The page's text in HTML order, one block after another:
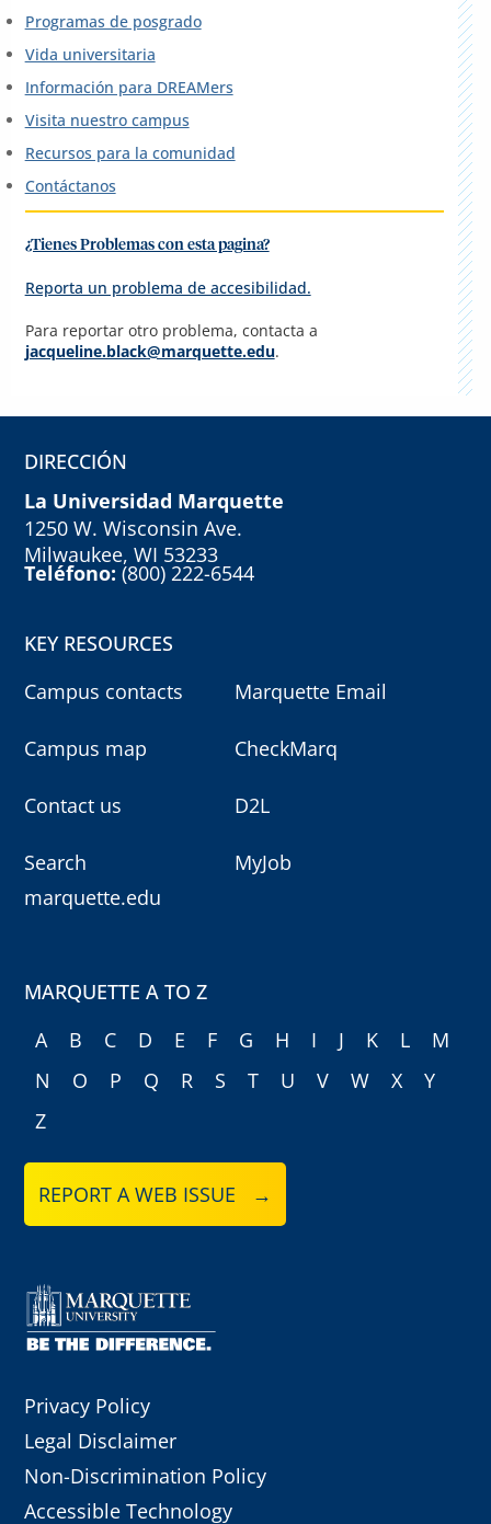
Programas de posgrado
Vida universitaria
Información para DREAMers
Visita nuestro campus
Recursos para la comunidad
Contáctanos
¿Tienes Problemas con esta pagina?
Reporta un problema de accesibilidad.
Para reportar otro problema, contacta a
jacqueline.black@marquette.edu.
DIRECCIÓN
La Universidad Marquette
1250 W. Wisconsin Ave.
Milwaukee, WI 53233
Teléfono:(800) 222-6544
KEY RESOURCES
Campus contacts
Campus map
Contact us
Search
marquette.edu
Marquette Email
CheckMarq
D2L
MyJob
MARQUETTE A TO Z
A
B C D E F G H I J K L
M
N
O P Q R S T U V W X
Y
Z
REPORT A WEB ISSUE →
Privacy Policy
Legal Disclaimer
Non-Discrimination Policy
Accessible Technology